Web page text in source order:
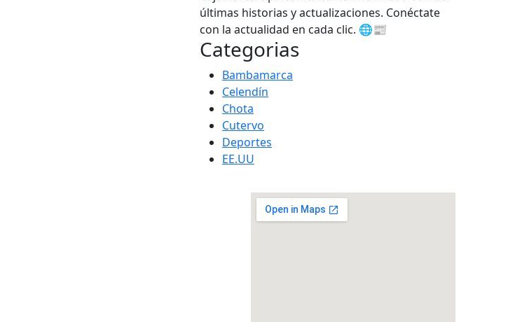
últimas historias y actualizaciones. Conéctate
con la actualidad en cada clic. 🌐📰
Categorias
Bambamarca
Celendín
Chota
Cutervo
Deportes
EE.UU